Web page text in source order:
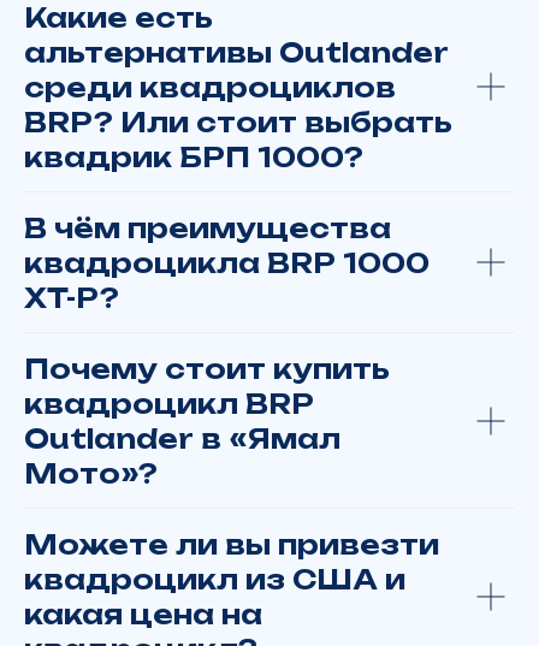
Какие есть
альтернативы Outlander
среди квадроциклов
BRP? Или стоит выбрать
квадрик БРП 1000?
В чём преимущества
квадроцикла BRP 1000
XT-P?
Почему стоит купить
квадроцикл BRP
Outlander в «Ямал
Мото»?
Можете ли вы привезти
квадроцикл из США и
какая цена на
г. Салехард, ул. Республики д. 73
Заказать или купить технику:
Москва
Тюмень
Вас интересует
персональных данных в соответствии
с политикой конфиденциальности
zakazyamalmoto@yandex.ru
г. Москва, ТВЦ "Экстрим", ул. Смольная, д.63Б, корп.1
Пн. – Вс.: с 10:00 до 21:00
+7 922 280 69 93